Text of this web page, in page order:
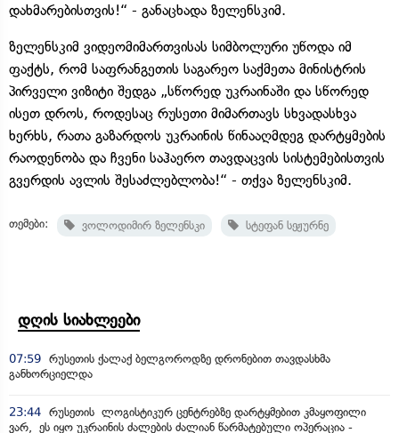
დახმარებისთვის!“ - განაცხადა ზელენსკიმ.
ზელენსკიმ ვიდეომიმართვისას სიმბოლური უწოდა იმ
ფაქტს, რომ საფრანგეთის საგარეო საქმეთა მინისტრის
პირველი ვიზიტი შედგა „სწორედ უკრაინაში და სწორედ
ისეთ დროს, როდესაც რუსეთი მიმართავს სხვადასხვა
ხერხს, რათა გაზარდოს უკრაინის წინააღმდეგ დარტყმების
რაოდენობა და ჩვენი საჰაერო თავდაცვის სისტემებისთვის
გვერდის ავლის შესაძლებლობა!“ - თქვა ზელენსკიმ.
თემები: ვოლოდიმირ ზელენსკი სტეფან სეჟურნე
დღის სიახლეები
07:59 რუსეთის ქალაქ ბელგოროდზე დრონებით თავდასხმა
განხორციელდა
23:44 რუსეთის ლოგისტიკურ ცენტრებზე დარტყმებით კმაყოფილი
ვარ, ეს იყო უკრაინის ძალების ძალიან წარმატებული ოპერაცია -